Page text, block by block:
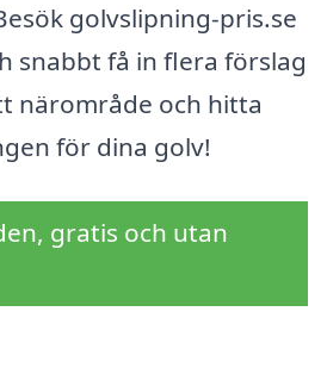
golvslipning-pris.se
snabbt få in flera förslag
närområde och hitta
för dina golv!
gratis och utan